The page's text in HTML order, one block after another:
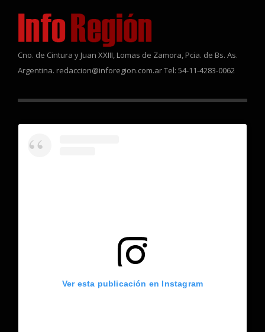
Cno. de Cintura y Juan XXIII, Lomas de Zamora, Pcia. de Bs. As.
Argentina. redaccion@inforegion.com.ar Tel: 54-11-4283-0062
Ver esta publicación en Instagram